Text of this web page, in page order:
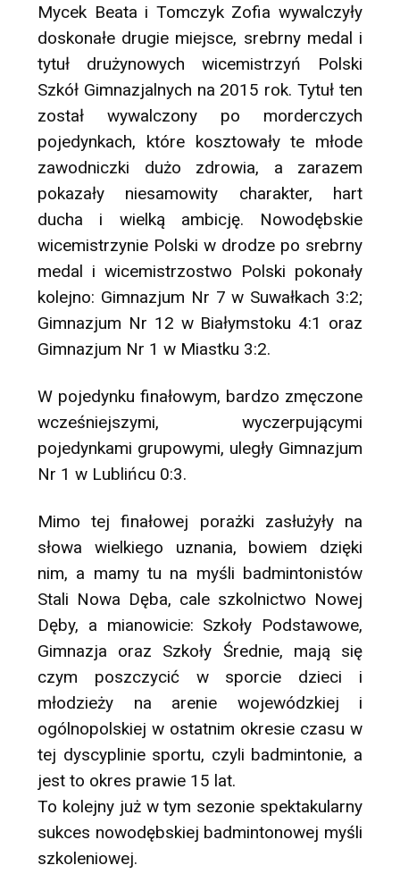
Mycek Beata i Tomczyk Zofia wywalczyły
doskonałe drugie miejsce, srebrny medal i
tytuł drużynowych wicemistrzyń Polski
Szkół Gimnazjalnych na 2015 rok. Tytuł ten
został wywalczony po morderczych
pojedynkach, które kosztowały te młode
zawodniczki dużo zdrowia, a zarazem
pokazały niesamowity charakter, hart
ducha i wielką ambicję. Nowodębskie
wicemistrzynie Polski w drodze po srebrny
medal i wicemistrzostwo Polski pokonały
kolejno: Gimnazjum Nr 7 w Suwałkach 3:2;
Gimnazjum Nr 12 w Białymstoku 4:1 oraz
Gimnazjum Nr 1 w Miastku 3:2.
W pojedynku finałowym, bardzo zmęczone
wcześniejszymi, wyczerpującymi
pojedynkami grupowymi, uległy Gimnazjum
Nr 1 w Lublińcu 0:3.
Mimo tej finałowej porażki zasłużyły na
słowa wielkiego uznania, bowiem dzięki
nim, a mamy tu na myśli badmintonistów
Stali Nowa Dęba, cale szkolnictwo Nowej
Dęby, a mianowicie: Szkoły Podstawowe,
Gimnazja oraz Szkoły Średnie, mają się
czym poszczycić w sporcie dzieci i
młodzieży na arenie wojewódzkiej i
ogólnopolskiej w ostatnim okresie czasu w
tej dyscyplinie sportu, czyli badmintonie, a
jest to okres prawie 15 lat.
To kolejny już w tym sezonie spektakularny
sukces nowodębskiej badmintonowej myśli
szkoleniowej.